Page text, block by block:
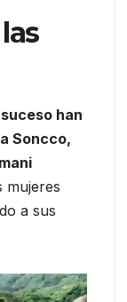
han
Soncco,
mujeres
a sus